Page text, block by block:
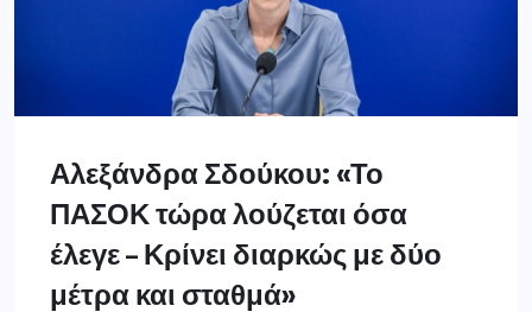
Αλεξάνδρα Σδούκου: «Το
ΠΑΣΟΚ τώρα λούζεται όσα
έλεγε – Κρίνει διαρκώς με δύο
μέτρα και σταθμά»